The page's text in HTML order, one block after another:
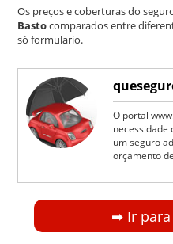
Os preços e coberturas do
Bastocomparados entre
só formulario.
O portal
necessidade
um seguro
orçamento
➡︎ Ir